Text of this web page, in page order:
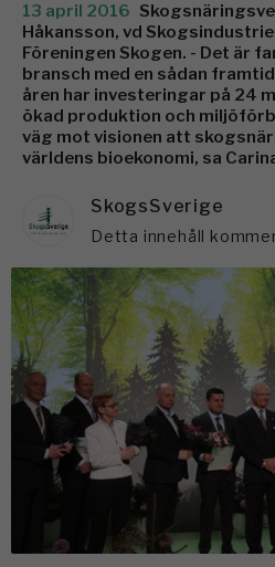
13 april 2016
Håkansson, vd
Föreningen Skogen. - Det är
bransch med en sådan
åren har investeringar på 24
ökad produktion och
väg mot visionen att
världens bioekonomi, sa
SkogsSverige
Detta innehåll